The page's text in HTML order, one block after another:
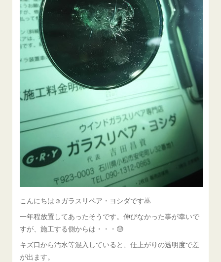
こんにちは☺ガラスリペア・ヨシダです🙇
一年程放置してあったそうです。伸びなかった事が幸いで
すが、施工する側からは・・・😓
キズ口から汚水等混入していると、仕上がりの透明度で差
が出ます。